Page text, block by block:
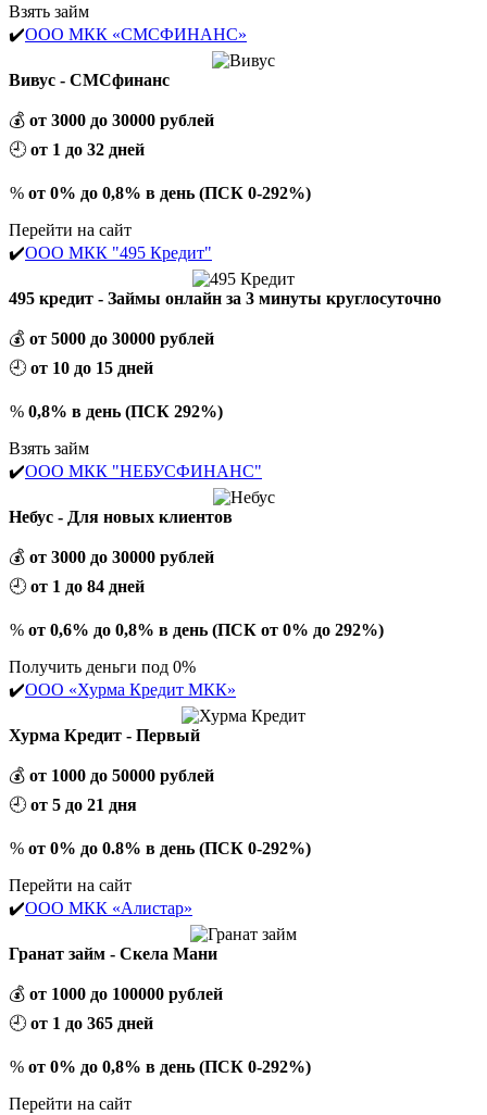
Взять займ
✔️ООО МКК «СМСФИНАНС»
Вивус - СМСфинанс
💰 от 3000 до 30000 рублей
🕘 от 1 до 32 дней
% от 0% до 0,8% в день (ПСК 0-292%)
Перейти на сайт
✔️ООО МКК "495 Кредит"
495 кредит - Займы онлайн за 3 минуты круглосуточно
💰 от 5000 до 30000 рублей
🕘 от 10 до 15 дней
% 0,8% в день (ПСК 292%)
Взять займ
✔️ООО МКК "НЕБУСФИНАНС"
Небус - Для новых клиентов
💰 от 3000 до 30000 рублей
🕘 от 1 до 84 дней
% от 0,6% до 0,8% в день (ПСК от 0% до 292%)
Получить деньги под 0%
✔️ООО «Хурма Кредит МКК»
Хурма Кредит - Первый
💰 от 1000 до 50000 рублей
🕘 от 5 до 21 дня
% от 0% до 0.8% в день (ПСК 0-292%)
Перейти на сайт
✔️ООО МКК «Алистар»
Гранат займ - Скела Мани
💰 от 1000 до 100000 рублей
🕘 от 1 до 365 дней
% от 0% до 0,8% в день (ПСК 0-292%)
Перейти на сайт